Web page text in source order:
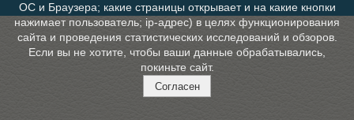
ОС и Браузера; какие страницы открывает и на какие кнопки
нажимает пользователь; ip-адрес) в целях функционирования
сайта и проведения статистических исследований и обзоров.
Если вы не хотите, чтобы ваши данные обрабатывались,
покиньте сайт.
Согласен